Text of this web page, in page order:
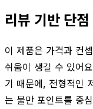
리뷰 기반 단
이 제품은 가격과 컨
쉬움이 생길 수 있어
기 때문에, 전형적인
는 불만 포인트를 중